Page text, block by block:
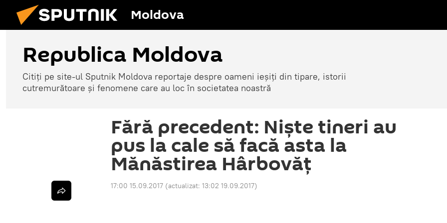
Moldova
Republica Moldova
Citiți pe site-ul Sputnik Moldova reportaje despre oameni ieșiți din tipare, istorii
cutremurătoare și fenomene care au loc în societatea noastră
Fără precedent: Niște tineri au
pus la cale să facă asta la
Mănăstirea Hârbovăț
17:00 15.09.2017 (actualizat: 13:02 19.09.2017)